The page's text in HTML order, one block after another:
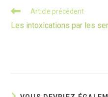
Read
articles
Article précédent
Les intoxications par les